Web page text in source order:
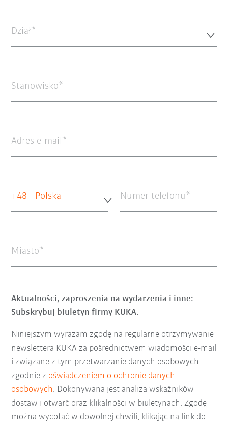
Dział*
Stanowisko
Adres e-mail
+48 - Polska Numer telefonu
Miasto
Aktualności, zaproszenia na wydarzenia i inne:
Subskrybuj biuletyn firmy KUKA.
Niniejszym wyrażam zgodę na regularne otrzymywanie
newslettera KUKA za pośrednictwem wiadomości e-mail
i związane z tym przetwarzanie danych osobowych
zgodnie z oświadczeniem o ochronie danych
osobowych. Dokonywana jest analiza wskaźników
dostaw i otwarć oraz klikalności w biuletynach. Zgodę
można wycofać w dowolnej chwili, klikając na link do